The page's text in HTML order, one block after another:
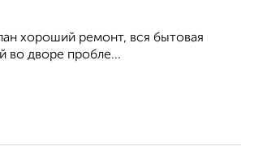
хороший ремонт, вся бытовая
во дворе пробле...